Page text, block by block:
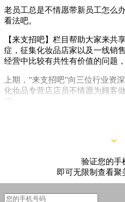
老员工总是不情愿带新员工怎么
看法吧。
【来支招吧】栏目帮助大家来共
症，征集化妆品店家以及一线销
经营中比较有共性有价值的问题
上期，”来支招吧”向三位行业资
化妆品专营店店员不情愿为顾客
议。
验证您的手
即可无限制查看聚